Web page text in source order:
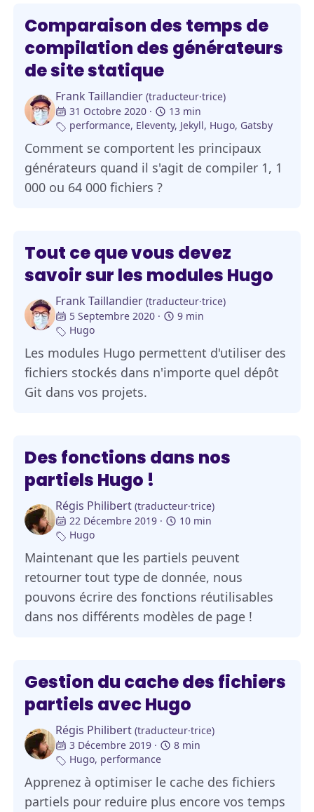
Comparaison des temps de
compilation des générateurs
de site statique
Frank Taillandier (traducteur·trice)
31 Octobre 2020
13 min
performance, Eleventy, Jekyll, Hugo, Gatsby
Comment se comportent les principaux
générateurs quand il s'agit de compiler 1, 1
000 ou 64 000 fichiers ?
Tout ce que vous devez
savoir sur les modules Hugo
Frank Taillandier (traducteur·trice)
5 Septembre 2020
9 min
Hugo
Les modules Hugo permettent d'utiliser des
fichiers stockés dans n'importe quel dépôt
Git dans vos projets.
Des fonctions dans nos
partiels Hugo !
Régis Philibert (traducteur·trice)
22 Décembre 2019
10 min
Hugo
Maintenant que les partiels peuvent
retourner tout type de donnée, nous
pouvons écrire des fonctions réutilisables
dans nos différents modèles de page !
Gestion du cache des fichiers
partiels avec Hugo
Régis Philibert (traducteur·trice)
3 Décembre 2019
8 min
Hugo, performance
Apprenez à optimiser le cache des fichiers
partiels pour reduire plus encore vos temps